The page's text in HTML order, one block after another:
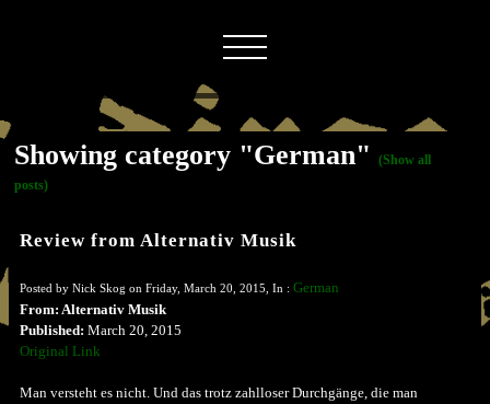
Showing category "German"
(Show all
posts)
Review from Alternativ Musik
Posted by Nick Skog on Friday, March 20, 2015, In : German
From: Alternativ Musik
Published: March 20, 2015
Original Link
Man versteht es nicht. Und das trotz zahlloser Durchgänge, die man